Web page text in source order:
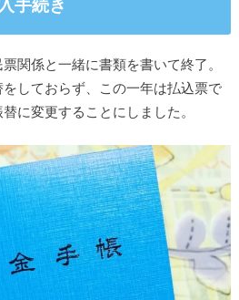
手続き
関係と一緒に書類を書いて終了。
しておらず、この一年は払込票で
に変更することにしました。